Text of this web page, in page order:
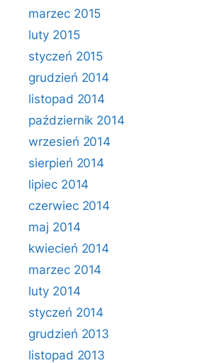
marzec 2015
luty 2015
styczeń 2015
grudzień 2014
listopad 2014
październik 2014
wrzesień 2014
sierpień 2014
lipiec 2014
czerwiec 2014
maj 2014
kwiecień 2014
marzec 2014
luty 2014
styczeń 2014
grudzień 2013
listopad 2013